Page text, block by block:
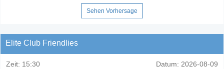
Sehen Vorhersage
Elite Club Friendlies
Zeit: 15:30 Datum: 2026-08-09